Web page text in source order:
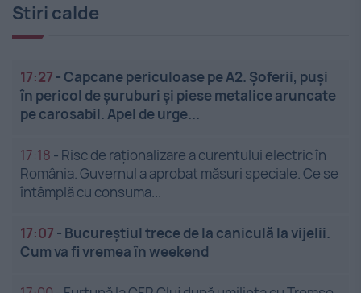
Stiri calde
17:27 -Capcane periculoase pe A2. Șoferii, puși
în pericol de șuruburi și piese metalice aruncate
pe carosabil. Apel de urge...
17:18 - Risc de raționalizare a curentului electric în
România. Guvernul a aprobat măsuri speciale. Ce se
întâmplă cu consuma...
17:07 - Bucureștiul trece de la caniculă la vijelii.
Cum va fi vremea în weekend